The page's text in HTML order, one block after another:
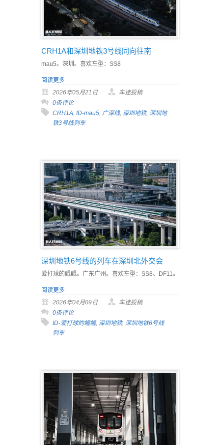
CRH1A和深圳地铁3号线同向往南
mau5。深圳。喜欢车型：SS8
阅读更多
2026年05月21日
车迷投稿
0条评论
CRH1A, ID-mau5, 广深线, 深圳地铁, 深圳地
铁3号线列车
深圳地铁6号线的列车在深圳北外交会
爱打球的鲲鲲。广东广州。喜欢车型：SS8、DF11。
阅读更多
2026年04月09日
车迷投稿
0条评论
ID-爱打球的鲲鲲, 深圳地铁, 深圳地铁6号线
列车